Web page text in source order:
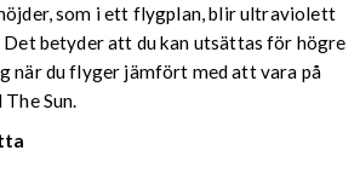
som i ett flygplan, blir ultraviolett
betyder att du kan utsättas för högre
när du flyger jämfört med att vara på
Sun.